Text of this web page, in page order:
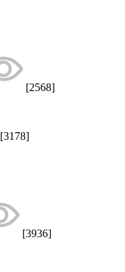
[2568]
[3178]
[3936]